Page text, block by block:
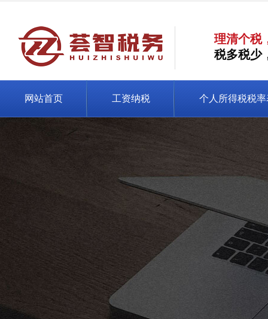
理清个税
税多税少
网站首页 工资纳税 个人所得税税率